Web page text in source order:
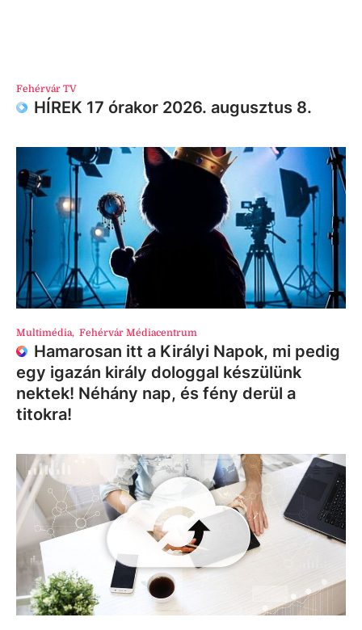
Fehérvár TV
HÍREK 17 órakor 2026. augusztus 8.
Multimédia, Fehérvár Médiacentrum
Hamarosan itt a Királyi Napok, mi pedig
egy igazán király dologgal készülünk
nektek! Néhány nap, és fény derül a
titokra!